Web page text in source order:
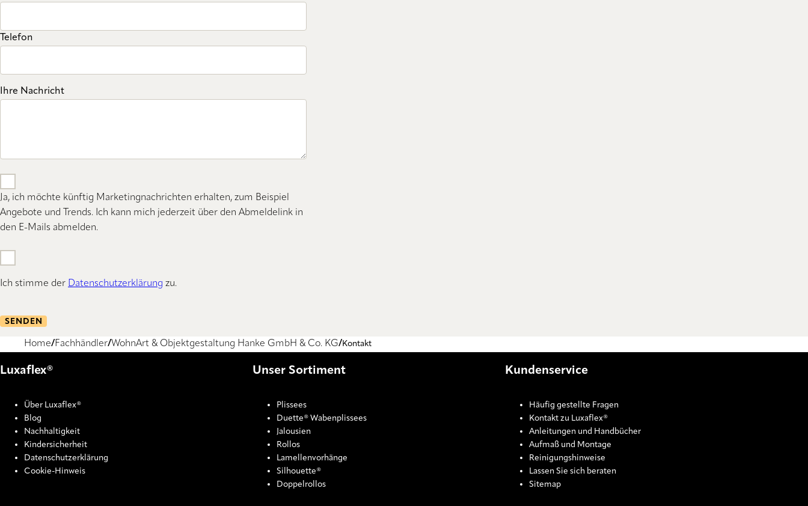
Telefon
Ihre Nachricht
Ja, ich möchte künftig Marketingnachrichten erhalten, zum Beispiel
Angebote und Trends. Ich kann mich jederzeit über den Abmeldelink in
den E-Mails abmelden.
Ich stimme der Datenschutzerklärung zu.
SENDEN
Home Fachhändler WohnArt & Objektgestaltung Hanke GmbH & Co. KG Kontakt
Luxaflex®
Über Luxaflex®
Blog
Nachhaltigkeit
Kindersicherheit
Datenschutzerklärung
Cookie-Hinweis
Unser Sortiment
Plissees
Duette® Wabenplissees
Jalousien
Rollos
Lamellenvorhänge
Silhouette®
Doppelrollos
Kundenservice
Häufig gestellte Fragen
Kontakt zu Luxaflex®
Anleitungen und Handbücher
Aufmaß und Montage
Reinigungshinweise
Lassen Sie sich beraten
Sitemap